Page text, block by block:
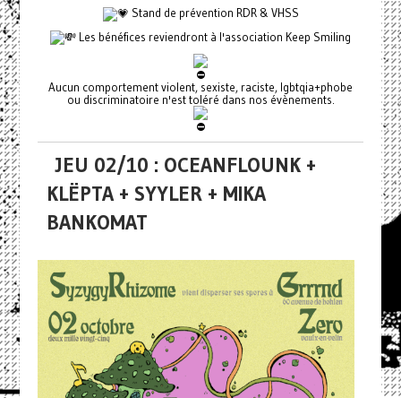
Stand de prévention RDR & VHSS
Les bénéfices reviendront à l'association Keep Smiling
Aucun comportement violent, sexiste, raciste, lgbtqia+phobe
ou discriminatoire n'est toléré dans nos évènements.
JEU 02/10 : OCEANFLOUNK +
KLËPTA + SYYLER + MIKA
BANKOMAT